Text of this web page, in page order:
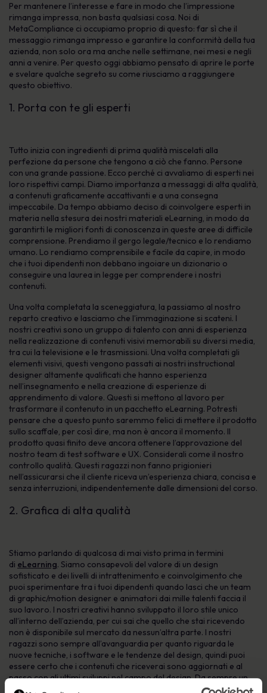
Per mantenere l’interesse e fare in modo che l’impressione
rimanga impressa, non basta qualsiasi cosa. Noi di
MetaCompliance ci occupiamo proprio di questo: far sì che il
messaggio rimanga impresso e garantire la conformità della tua
azienda, non solo ora ma anche nelle settimane, nei mesi e negli
anni a venire. Per questo oggi abbiamo pensato di aprire le porte
e svelare qualche segreto su come riusciamo a raggiungere
questo obiettivo.
1. Porta con te gli esperti
Tutto inizia con ingredienti di prima qualità miscelati alla
perfezione da persone che tengono a ciò che fanno. Persone
con una grande passione. Ecco perché ci avvaliamo di esperti nei
loro rispettivi campi. Diamo importanza a messaggi di alta qualità,
a contenuti graficamente accattivanti e a una consegna
impeccabile. Da tempo abbiamo deciso di coinvolgere esperti in
materia nella stesura dei nostri materiali eLearning, in modo da
garantirti le migliori fonti di conoscenza in queste aree di difficile
comprensione. Prendiamo il gergo legale/tecnico e lo rendiamo
umano. Lo rendiamo comprensibile e facile da capire, in modo
che i tuoi dipendenti non debbano ingoiare un dizionario o
conseguire una laurea in legge per comprendere i nostri
contenuti.
Una volta completata la sceneggiatura, la passiamo al nostro
reparto creativo e lasciamo che l’immaginazione si scateni. I
nostri creativi sono un gruppo di talento con anni di esperienza
nella realizzazione di contenuti visivi memorabili su diversi media,
tra cui la televisione e le trasmissioni. Una volta completati gli
elementi visivi, questi vengono passati ai nostri instructional
designer altamente qualificati che hanno esperienza
nell’insegnamento e nella creazione di esperienze di
apprendimento di valore. Questi si mettono al lavoro per
trasformare il contenuto in un pacchetto eLearning. Potresti
pensare che a questo punto saremmo felici di mettere il prodotto
sullo scaffale, per così dire, ma non è ancora il momento. Il
prodotto quasi finito deve ancora ottenere l’approvazione del
nostro team di test software e UX. Considerali come il nostro
controllo qualità. Questi ragazzi non fanno prigionieri
nell’assicurarsi che il cliente riceva un’esperienza chiara, concisa e
senza interruzioni, indipendentemente dalle dimensioni del corso.
2. Grafica di alta qualità
Stiamo parlando di qualcosa di mai visto prima in termini
di eLearning. Siamo consapevoli del valore di un design
sofisticato e dei livelli di intrattenimento e coinvolgimento che
puoi sperimentare tra i tuoi dipendenti quando lasci che un team
di graphic/motion designer e animatori dai mille talenti faccia il
suo lavoro. I nostri creativi hanno sviluppato il loro stile unico
all’interno dell’azienda, per cui sai che quello che stai ricevendo
non è disponibile sul mercato da nessun’altra parte. I nostri
ragazzi sono sempre all’avanguardia per quanto riguarda le
nuove tecniche, i software e le tendenze del design, quindi puoi
essere certo che i contenuti che riceverai sono aggiornati e al
passo con gli ultimi sviluppi nel campo del design. Da sempre un
gruppo di perfezionisti, non c’è un pixel fuori posto.